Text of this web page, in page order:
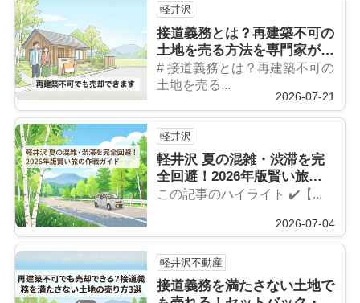
軽井沢
接道義務とは？再建築不可の
土地を売る方法を専門家が解
説【2026年】
# 接道義務とは？再建築不可の
土地を売る...
2026-07-21
軽井沢
軽井沢 夏の混雑・渋滞を完
全回避！2026年版賢い旅の
作戦ガイド
この記事のハイライト ✔️【...
2026-07-04
軽井沢不動産
接道義務を満たさない土地で